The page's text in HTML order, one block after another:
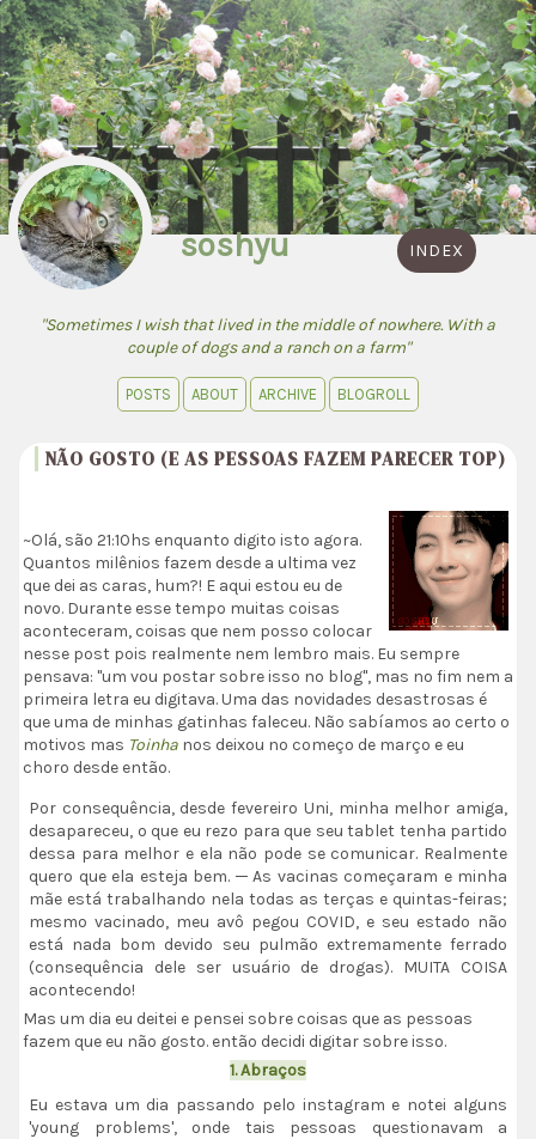
soshyu INDEX
"Sometimes I wish that lived in the middle of nowhere. With a
couple of dogs and a ranch on a farm"
POSTS ABOUT ARCHIVE BLOGROLL
NÃO GOSTO (E AS PESSOAS FAZEM PARECER TOP)
~Olá, são 21:10hs enquanto digito isto agora.
Quantos milênios fazem desde a ultima vez
que dei as caras, hum?! E aqui estou eu de
novo. Durante esse tempo muitas coisas
aconteceram, coisas que nem posso colocar
nesse post pois realmente nem lembro mais. Eu sempre
pensava: "um vou postar sobre isso no blog", mas no fim nem a
primeira letra eu digitava. Uma das novidades desastrosas é
que uma de minhas gatinhas faleceu. Não sabíamos ao certo o
motivos mas Toinha nos deixou no começo de março e eu
choro desde então.
Por consequência, desde fevereiro Uni, minha melhor amiga,
desapareceu, o que eu rezo para que seu tablet tenha partido
dessa para melhor e ela não pode se comunicar. Realmente
quero que ela esteja bem. ─ As vacinas começaram e minha
mãe está trabalhando nela todas as terças e quintas-feiras;
mesmo vacinado, meu avô pegou COVID, e seu estado não
está nada bom devido seu pulmão extremamente ferrado
(consequência dele ser usuário de drogas). MUITA COISA
acontecendo!
Mas um dia eu deitei e pensei sobre coisas que as pessoas
fazem que eu não gosto. então decidi digitar sobre isso.
1. Abraços
Eu estava um dia passando pelo instagram e notei alguns
'young problems', onde tais pessoas questionavam a